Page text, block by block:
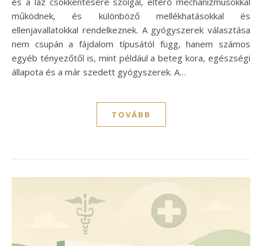
működnek, és különböző mellékhatásokkal és
ellenjavallatokkal rendelkeznek. A gyógyszerek választása
nem csupán a fájdalom típusától függ, hanem számos
egyéb tényezőtől is, mint például a beteg kora, egészségi
állapota és a már szedett gyógyszerek. A…
TOVÁBB